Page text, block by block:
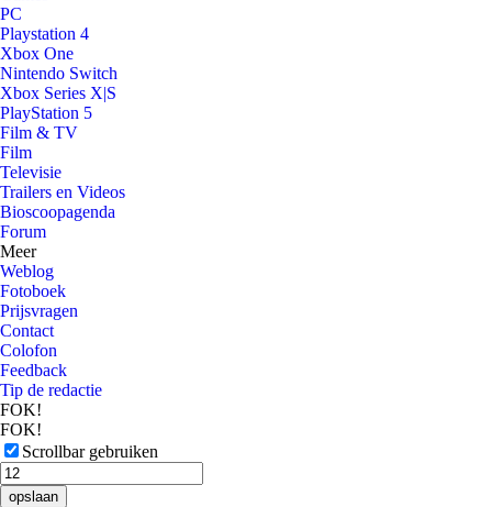
PC
Playstation 4
Xbox One
Nintendo Switch
Xbox Series X|S
PlayStation 5
Film & TV
Film
Televisie
Trailers en Videos
Bioscoopagenda
Forum
Meer
Weblog
Fotoboek
Prijsvragen
Contact
Colofon
Feedback
Tip de redactie
FOK!
FOK!
Scrollbar gebruiken
opslaan